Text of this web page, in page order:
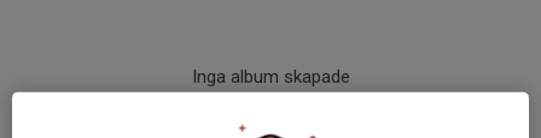
Inga album skapade